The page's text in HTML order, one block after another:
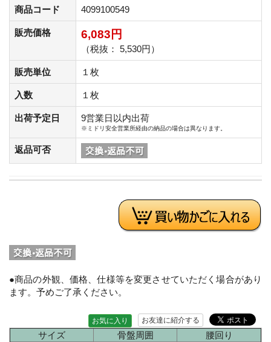
商品コード 4099100549
販売価格 6,083円
（税抜： 5,530円）
販売単位 １枚
入数 １枚
出荷予定日 9営業日以内出荷
※ミドリ安全営業所経由の納品の場合は異なります。
返品可否
●商品の外観、価格、仕様等を変更させていただく場合があり
ます。予めご了承ください。
お友達に紹介する
お気に入り
サイズ 骨盤周囲
腰回り